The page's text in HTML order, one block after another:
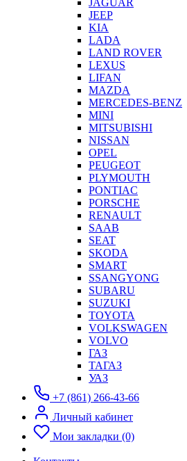
JAGUAR
JEEP
KIA
LADA
LAND ROVER
LEXUS
LIFAN
MAZDA
MERCEDES-BENZ
MINI
MITSUBISHI
NISSAN
OPEL
PEUGEOT
PLYMOUTH
PONTIAC
PORSCHE
RENAULT
SAAB
SEAT
SKODA
SMART
SSANGYONG
SUBARU
SUZUKI
TOYOTA
VOLKSWAGEN
VOLVO
ГАЗ
ТАГАЗ
УАЗ
+7 (861) 266-43-66
Личный кабинет
Мои закладки (0)